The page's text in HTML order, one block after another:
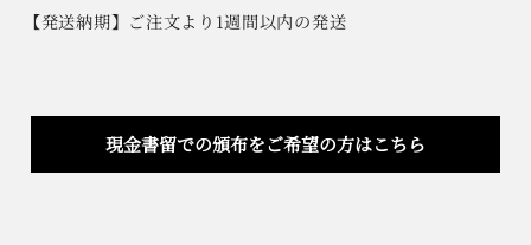
【発送納期】ご注文より1週間以内の発送
現金書留での頒布をご希望の方はこちら